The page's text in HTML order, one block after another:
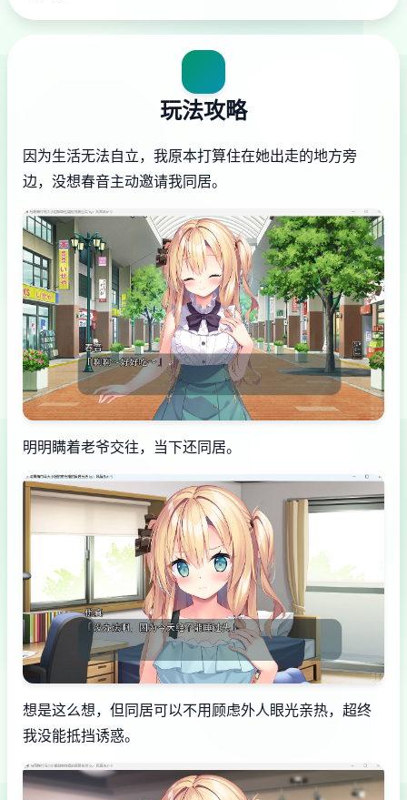
玩法攻略
因为生活无法自立，我原本打算住在她出走的地方旁
边，没想春音主动邀请我同居。
明明瞒着老爷交往，当下还同居。
想是这么想，但同居可以不用顾虑外人眼光亲热，超终
我没能抵挡诱惑。